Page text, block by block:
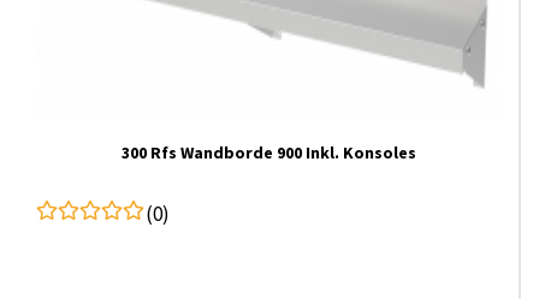
300 Rfs Wandborde 900 Inkl. Konsoles
(0)